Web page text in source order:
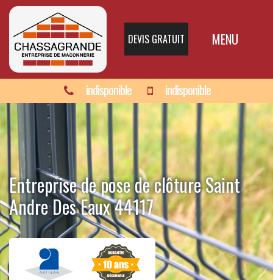
DEVIS GRATUIT MENU
indisponible indisponible
Entreprise de pose de clôture Saint
Andre Des Eaux 44117